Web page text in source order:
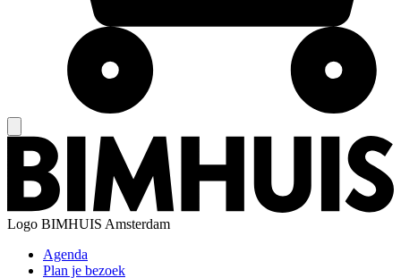
Logo BIMHUIS Amsterdam
Agenda
Plan je bezoek